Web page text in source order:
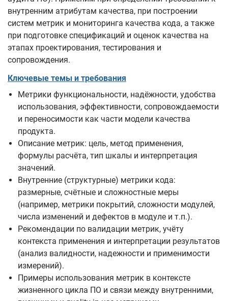
внутренним атрибутам качества, при построении
систем метрик и мониторинга качества кода, а также
при подготовке спецификаций и оценок качества на
этапах проектирования, тестирования и
сопровождения.
Ключевые темы и требования
Метрики функциональности, надёжности, удобства
использования, эффективности, сопровождаемости
и переносимости как части модели качества
продукта.
Описание метрик: цель, метод применения,
формулы расчёта, тип шкалы и интерпретация
значений.
Внутренние (структурные) метрики кода:
размерные, счётные и сложностные меры
(например, метрики покрытий, сложности модулей,
числа изменений и дефектов в модуле и т.п.).
Рекомендации по валидации метрик, учёту
контекста применения и интерпретации результатов
(анализ валидности, надежности и применимости
измерений).
Примеры использования метрик в контексте
жизненного цикла ПО и связи между внутренними,